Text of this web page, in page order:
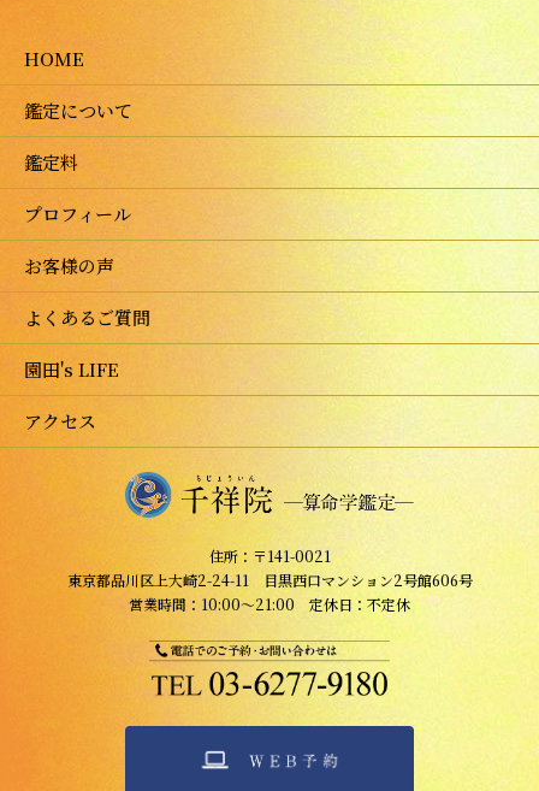
HOME
鑑定について
鑑定料
プロフィール
お客様の声
よくあるご質問
園田's LIFE
アクセス
住所：〒141-0021
東京都品川区上大崎2-24-11 目黒西口マンション2号館606号
営業時間：10:00～21:00 定休日：不定休